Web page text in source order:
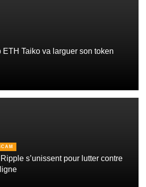
Taiko va larguer son token
s’unissent pour lutter contre